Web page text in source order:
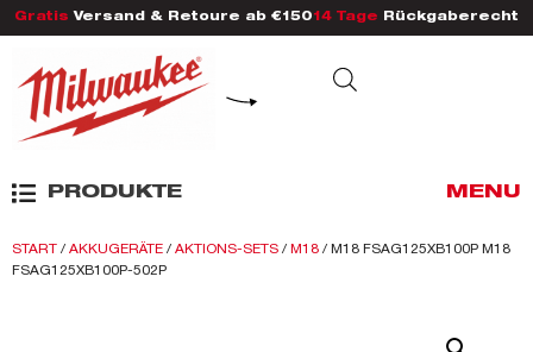
Gratis Versand & Retoure ab €150 14 Tage Rückgaberecht
PRODUKTE MENU
START / AKKUGERÄTE / AKTIONS-SETS / M18 / M18 FSAG125XB100P M18
FSAG125XB100P-502P